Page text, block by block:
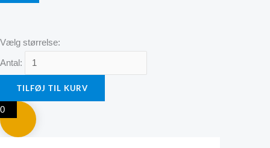
Vælg størrelse:
Antal:
TILFØJ TIL KURV
0